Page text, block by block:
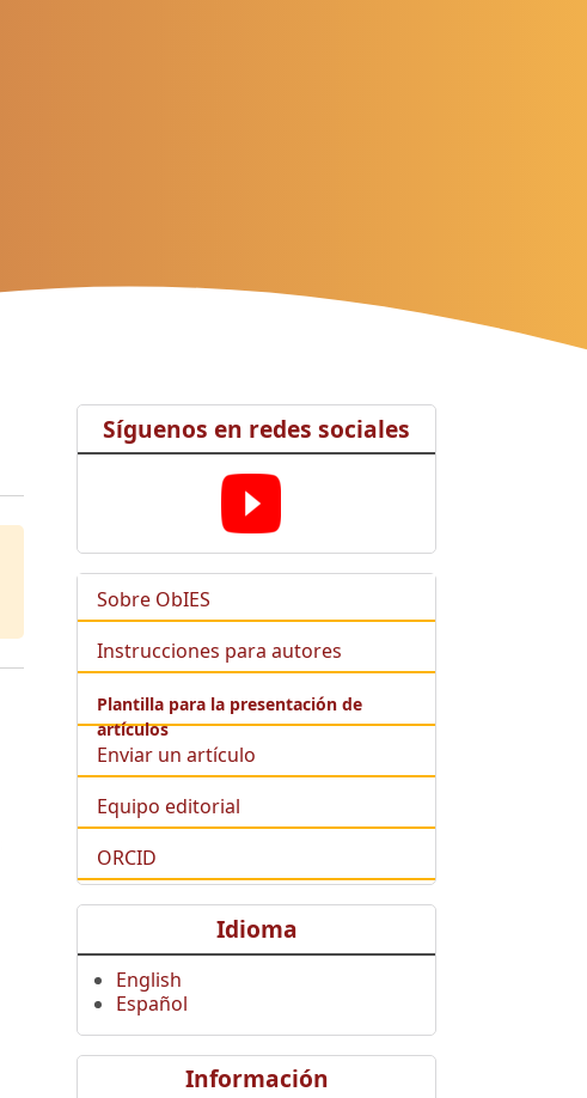
Síguenos en redes sociales
Sobre ObIES
Instrucciones para autores
Plantilla para la presentación de
artículos
Enviar un artículo
Equipo editorial
ORCID
Idioma
English
Español
Información